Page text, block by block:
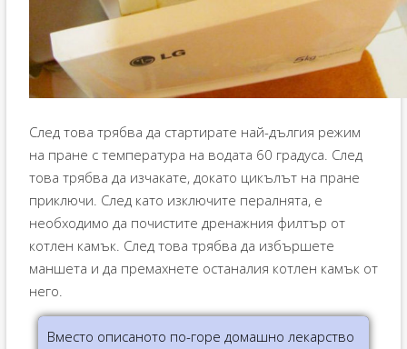
След това трябва да стартирате най-дългия режим
на пране с температура на водата 60 градуса. След
това трябва да изчакате, докато цикълът на пране
приключи. След като изключите пералнята, е
необходимо да почистите дренажния филтър от
котлен камък. След това трябва да избършете
маншета и да премахнете останалия котлен камък от
него.
Вместо описаното по-горе домашно лекарство